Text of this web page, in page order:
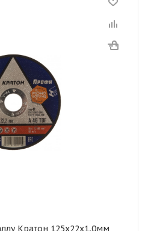
Кратон 125х22х1,0мм